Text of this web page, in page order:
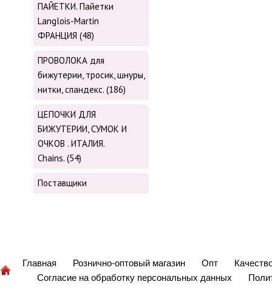
ПАЙЕТКИ. Пайетки
Langlois-Martin
ФРАНЦИЯ (48)
ПРОВОЛОКА для
бижутерии, тросик, шнуры,
нитки, cпандекс. (186)
ЦЕПОЧКИ ДЛЯ
БИЖУТЕРИИ, СУМОК И
ОЧКОВ . ИТАЛИЯ.
Chains. (54)
Поставщики
Главная Рознично-оптовый магазин Опт
Согласие на обработку персональных данных